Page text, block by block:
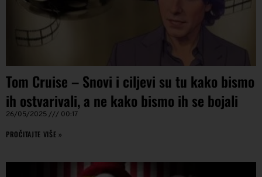
Tom Cruise – Snovi i ciljevi su tu kako bismo
ih ostvarivali, a ne kako bismo ih se bojali
26/05/2025 00:17
PROČITAJTE VIŠE »